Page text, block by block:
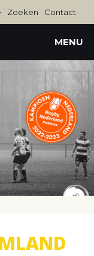
Zoeken Contact
MENU